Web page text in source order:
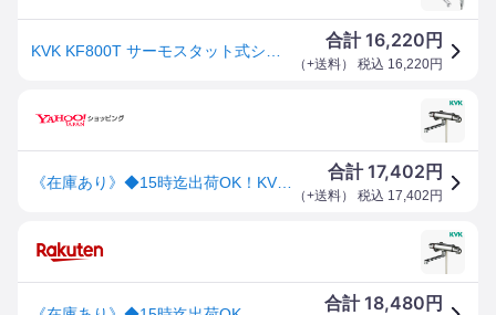
合計16,220 円
（+送料） 税込 16,220円
《在庫あり》◆15時迄出荷OK！KVK水栓金具【KF800T】サーモスタット式シャワー
合計17,402 円
（+送料） 税込 17,402 円
合計18,480 円